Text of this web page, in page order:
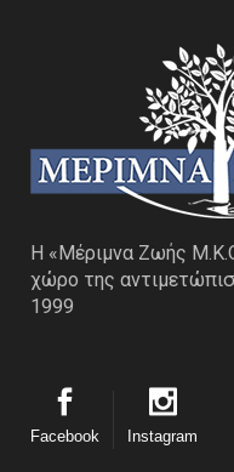
Η «Μέριμνα Ζωής
χώρο της
1999
Facebook Instagram